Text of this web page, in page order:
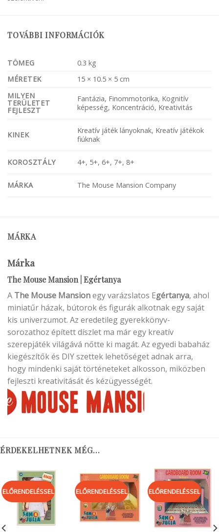
TOVÁBBI INFORMÁCIÓK
TÖMEG
0.3 kg
MÉRETEK
15 × 10.5 × 5 cm
MILYEN
TERÜLETET
FEJLESZT
Fantázia, Finommotorika, Kognitív
képesség, Koncentráció, Kreativitás
KINEK
Kreatív játék lányoknak, Kreatív játékok
fiúknak
KOROSZTÁLY 4+, 5+, 6+, 7+, 8+
MÁRKA The Mouse Mansion Company
MÁRKA
Márka
The Mouse Mansion | Egértanya
A The Mouse Mansionegy varázslatos Egértanya, ahol
miniatűr házak, bútorok és figurák alkotnak egy saját
kis univerzumot. Az eredetileg gyerekkönyv-
sorozathoz épített díszlet ma már egy kreatív
szerepjáték világává nőtte ki magát. Az egyedi babaház
kiegészítők és DIY szettek lehetőséget adnak arra,
hogy mindenki saját történeteket alkosson, miközben
fejleszti kreativitását és kézügyességét.
ÉRDEKELHETNEK MÉG…
ELŐRENDELÉSSEL ELŐRENDELÉSSEL ELŐRENDELÉSSEL